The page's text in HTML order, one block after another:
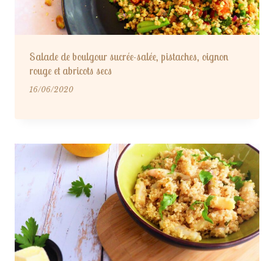
Salade de boulgour sucrée-salée, pistaches, oignon
rouge et abricots secs
16/06/2020